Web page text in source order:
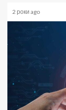
2 роки ago